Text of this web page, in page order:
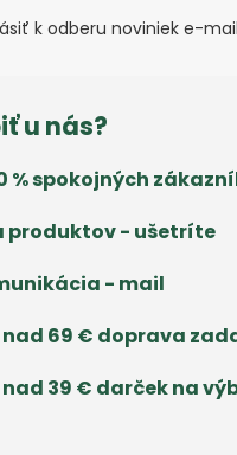
k odberu noviniek e-
u nás?
% spokojných
produktov - ušetríte
- mail
nad 69 € doprava
39 € darček na